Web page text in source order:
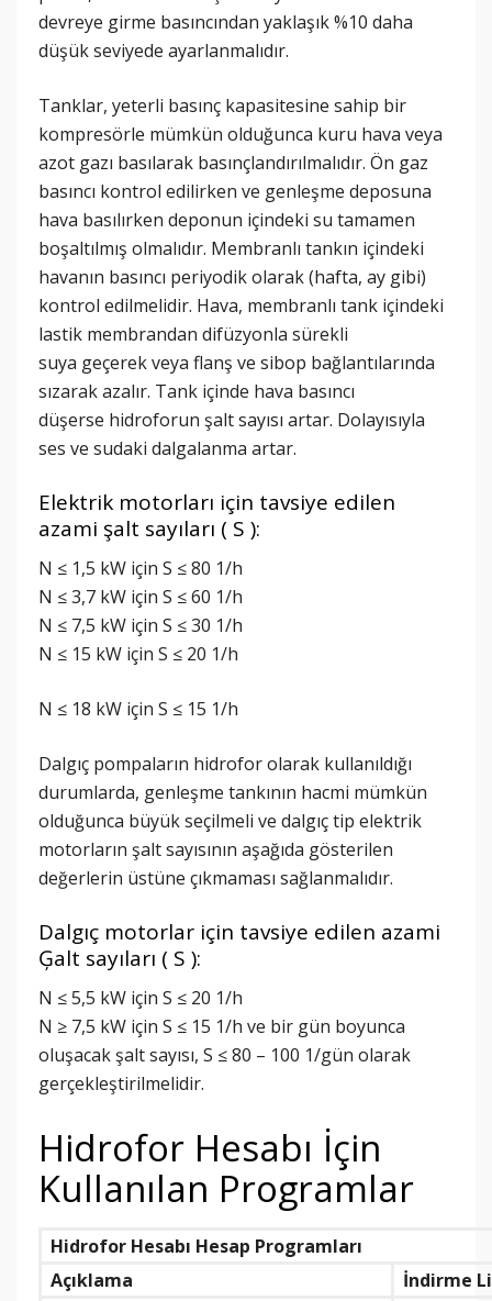
devreye girme basıncından yaklaşık %10 daha
düşük seviyede ayarlanmalıdır.
Tanklar, yeterli basınç kapasitesine sahip bir
kompresörle mümkün olduğunca kuru hava veya
azot gazı basılarak basınçlandırılmalıdır. Ön gaz
basıncı kontrol edilirken ve genleşme deposuna
hava basılırken deponun içindeki su tamamen
boşaltılmış olmalıdır. Membranlı tankın içindeki
havanın basıncı periyodik olarak (hafta, ay gibi)
kontrol edilmelidir. Hava, membranlı tank içindeki
lastik membrandan difüzyonla sürekli
suya geçerek veya flanş ve sibop bağlantılarında
sızarak azalır. Tank içinde hava basıncı
düşerse hidroforun şalt sayısı artar. Dolayısıyla
ses ve sudaki dalgalanma artar.
Elektrik motorları için tavsiye edilen
azami şalt sayıları ( S ):
N ≤ 1,5 kW için S ≤ 80 1/h
N ≤ 3,7 kW için S ≤ 60 1/h
N ≤ 7,5 kW için S ≤ 30 1/h
N ≤ 15 kW için S ≤ 20 1/h
N ≤ 18 kW için S ≤ 15 1/h
Dalgıç pompaların hidrofor olarak kullanıldığı
durumlarda, genleşme tankının hacmi mümkün
olduğunca büyük seçilmeli ve dalgıç tip elektrik
motorların şalt sayısının aşağıda gösterilen
değerlerin üstüne çıkmaması sağlanmalıdır.
Dalgıç motorlar için tavsiye edilen azami
Ģalt sayıları ( S ):
N ≤ 5,5 kW için S ≤ 20 1/h
N ≥ 7,5 kW için S ≤ 15 1/h ve bir gün boyunca
oluşacak şalt sayısı, S ≤ 80 – 100 1/gün olarak
gerçekleştirilmelidir.
Hidrofor Hesabı İçin
Kullanılan Programlar
Hidrofor Hesabı Hesap Programları
Açıklama
İndirme